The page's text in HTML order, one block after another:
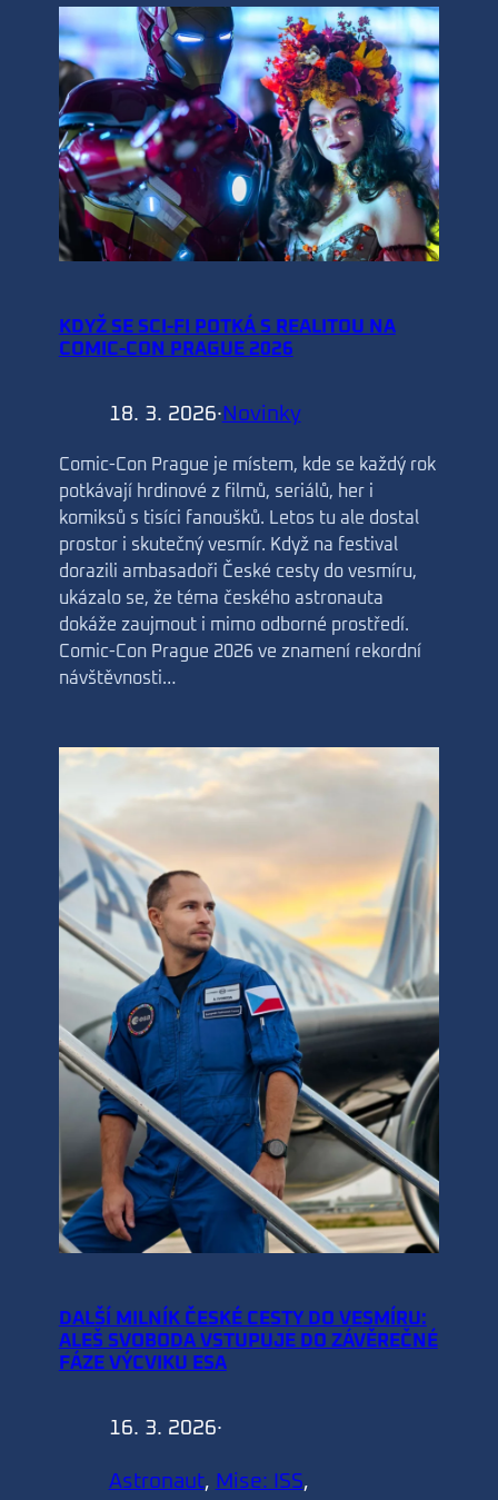
KDYŽ SE SCI-FI POTKÁ S REALITOU NA
COMIC-CON PRAGUE 2026
18. 3. 2026· Novinky
Comic-Con Prague je místem, kde se každý rok
potkávají hrdinové z filmů, seriálů, her i
komiksů s tisíci fanoušků. Letos tu ale dostal
prostor i skutečný vesmír. Když na festival
dorazili ambasadoři České cesty do vesmíru,
ukázalo se, že téma českého astronauta
dokáže zaujmout i mimo odborné prostředí.
Comic-Con Prague 2026 ve znamení rekordní
návštěvnosti…
DALŠÍ MILNÍK ČESKÉ CESTY DO VESMÍRU:
ALEŠ SVOBODA VSTUPUJE DO ZÁVĚREČNÉ
FÁZE VÝCVIKU ESA
16. 3. 2026·
Astronaut, Mise: ISS